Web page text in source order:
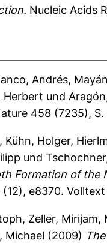
Nucleic Acids
Andrés,
Herbert und
458 (7235), S.
, Kühn, Holger,
und
Formation of the
(12), e8370.
, Zeller, Mirijam,
Michael (2009)